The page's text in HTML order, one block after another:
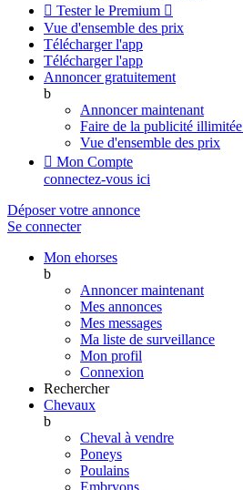
 Tester le Premium 
Vue d'ensemble des prix
Télécharger l'app
Télécharger l'app
Annoncer gratuitement
b
Annoncer maintenant
Faire de la publicité illimitée
Vue d'ensemble des prix
 Mon Compte
connectez-vous ici
Déposer votre annonce
Se connecter
Mon ehorses
b
Annoncer maintenant
Mes annonces
Mes messages
Ma liste de surveillance
Mon profil
Connexion
Rechercher
Chevaux
b
Cheval à vendre
Poneys
Poulains
Embryons